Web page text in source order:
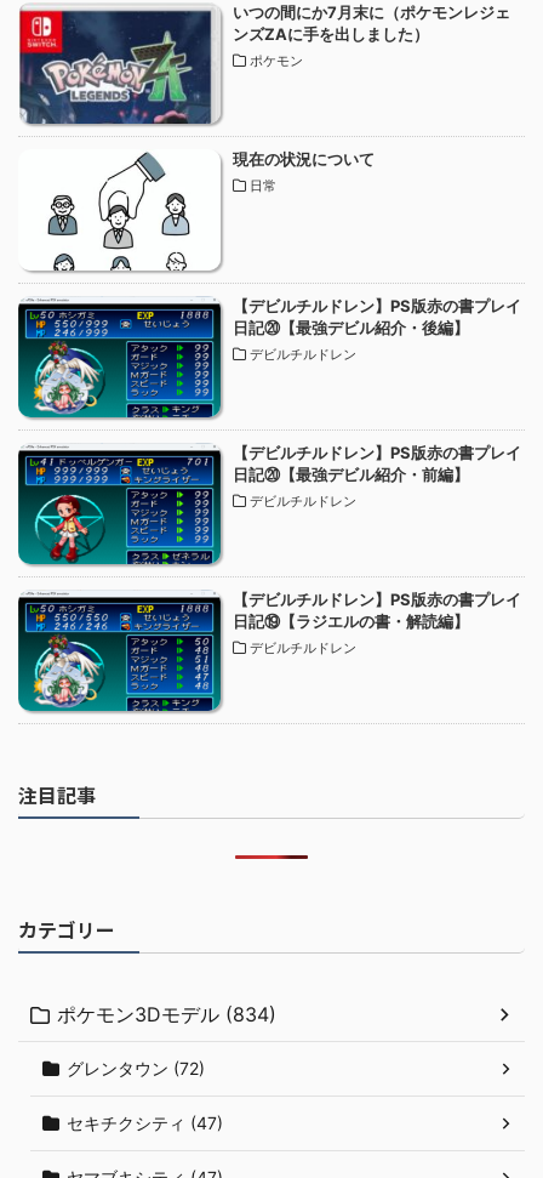
いつの間にか7月末に（ポケモンレジェ
ンズZAに手を出しました）
ポケモン
現在の状況について
日常
【デビルチルドレン】PS版赤の書プレイ
日記⑳【最強デビル紹介・後編】
デビルチルドレン
【デビルチルドレン】PS版赤の書プレイ
日記⑳【最強デビル紹介・前編】
デビルチルドレン
【デビルチルドレン】PS版赤の書プレイ
日記⑲【ラジエルの書・解読編】
デビルチルドレン
注目記事
カテゴリー
ポケモン3Dモデル (834)
グレンタウン (72)
セキチクシティ (47)